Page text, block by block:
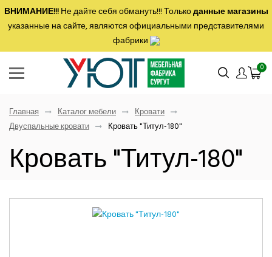
ВНИМАНИЕ!!!Не дайте себя обмануть!!! Толькоданные магазины
указанные на сайте, являются официальными представителями
фабрики
0
Главная Каталог мебели
Кровати
Двуспальные кровати
Кровать "Титул-180"
Кровать "Титул-180"